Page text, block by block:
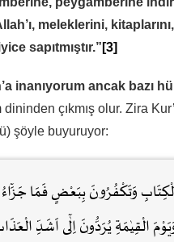
meleklerini,
sapıtmıştır.” [3]
inanıyorum ancak bazı
dininden çıkmış olur. Zira
şöyle buyuruyor:
وَتَكْفُرُونَ بِبَعْضٍ فَمَا
الْقِيٰمَةِ يُرَدُّونَ اِلٰٓى اَشَدِّ